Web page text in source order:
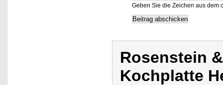
Geben Sie die Zeichen aus dem
Rosenstein
Kochplatte